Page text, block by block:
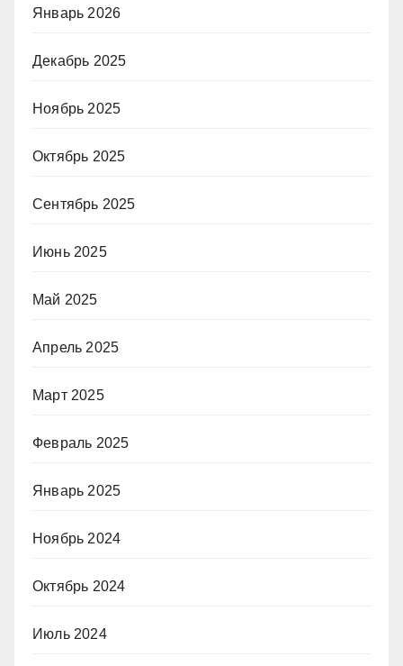
Январь 2026
Декабрь 2025
Ноябрь 2025
Октябрь 2025
Сентябрь 2025
Июнь 2025
Май 2025
Апрель 2025
Март 2025
Февраль 2025
Январь 2025
Ноябрь 2024
Октябрь 2024
Июль 2024